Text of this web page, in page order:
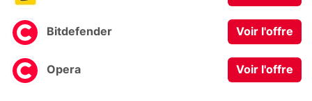
Bitdefender Voir l'offre
Opera Voir l'offre